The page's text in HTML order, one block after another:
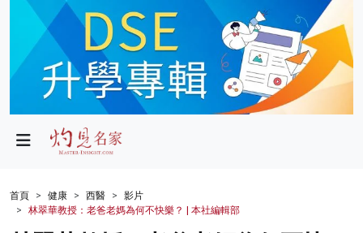
政局
財經
生活
首頁 健康 西醫
影片
林翠華教授：老爸老媽為何不快樂？ | 本社編輯部